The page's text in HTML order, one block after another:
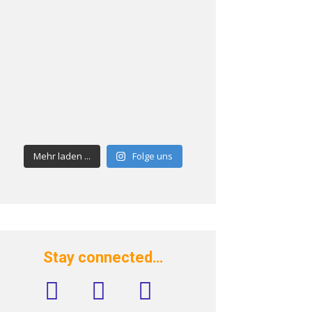
Mehr laden ... Folge uns
Stay connected…
facebook instagram